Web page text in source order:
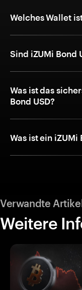
Welches Wallet
Sind iZUMi Bond
Was ist das
Bond USD?
Was ist ein iZUMi
Verwandte
Weitere